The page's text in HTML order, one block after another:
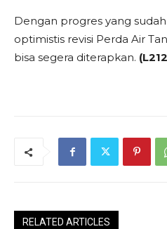
Dengan progres yang
optimistis revisi Perda Air
bisa segera diterapkan.
RELATED ARTICLES